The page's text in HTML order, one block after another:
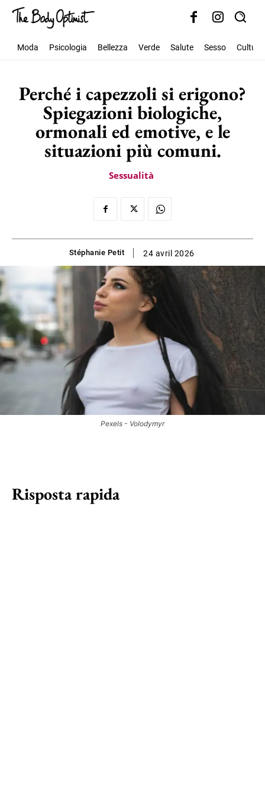
Moda Psicologia Bellezza Verde Salute Sesso Cultura
Perché i capezzoli si erigono?
Spiegazioni biologiche,
ormonali ed emotive, e le
situazioni più comuni.
Sessualità
Stéphanie Petit 24 avril 2026
Pexels - Volodymyr
Risposta rapida